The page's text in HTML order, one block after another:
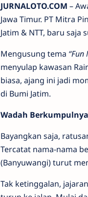
JURNALOTO.COM –
Jawa Timur. PT Mitra
Jatim & NTT, baru
Mengusung tema “Fun
menyulap kawasan
biasa, ajang ini jadi
di Bumi Jatim.
Wadah
Bayangkan saja,
Tercatat nama-nama
(Banyuwangi) turut
Tak ketinggalan,